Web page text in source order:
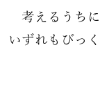
考えるうちに
いずれもびっ